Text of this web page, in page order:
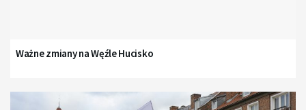
Ważne zmiany na Węźle Hucisko